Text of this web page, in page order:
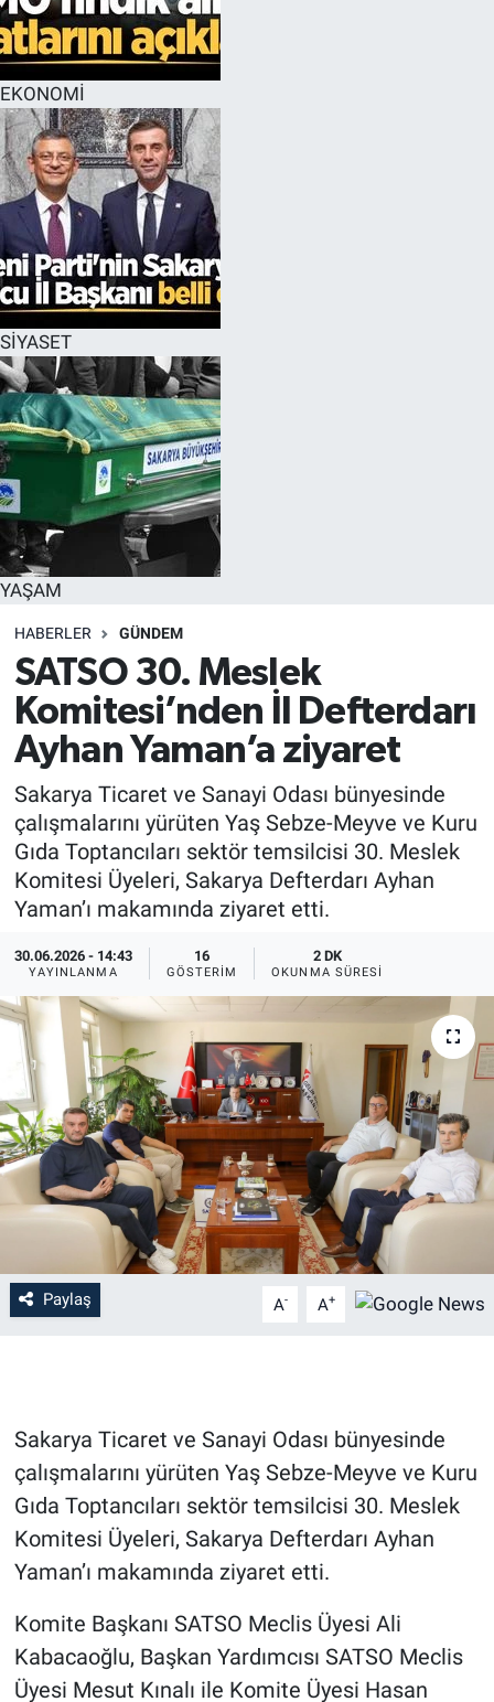
EKONOMİ
SİYASET
YAŞAM
HABERLER GÜNDEM
SATSO 30. Meslek
Komitesi’nden İl Defterdarı
Ayhan Yaman’a ziyaret
Sakarya Ticaret ve Sanayi Odası bünyesinde
çalışmalarını yürüten Yaş Sebze-Meyve ve Kuru
Gıda Toptancıları sektör temsilcisi 30. Meslek
Komitesi Üyeleri, Sakarya Defterdarı Ayhan
Yaman’ı makamında ziyaret etti.
30.06.2026 - 14:43
YAYINLANMA
16
GÖSTERIM
2 DK
OKUNMA SÜRESI
Paylaş A- A+
Sakarya Ticaret ve Sanayi Odası bünyesinde
çalışmalarını yürüten Yaş Sebze-Meyve ve Kuru
Gıda Toptancıları sektör temsilcisi 30. Meslek
Komitesi Üyeleri, Sakarya Defterdarı Ayhan
Yaman’ı makamında ziyaret etti.
Komite Başkanı SATSO Meclis Üyesi Ali
Kabacaoğlu, Başkan Yardımcısı SATSO Meclis
Üyesi Mesut Kınalı ile Komite Üyesi Hasan